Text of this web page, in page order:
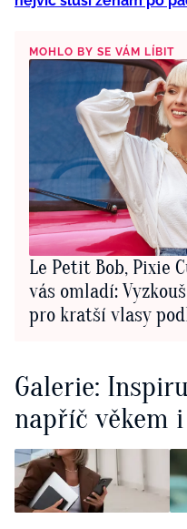
MOHLO BY SE VÁM LÍBIT
Le Petit Bob, Pixie
vás omladí:
pro kratší vlasy
Galerie:
napříč věkem